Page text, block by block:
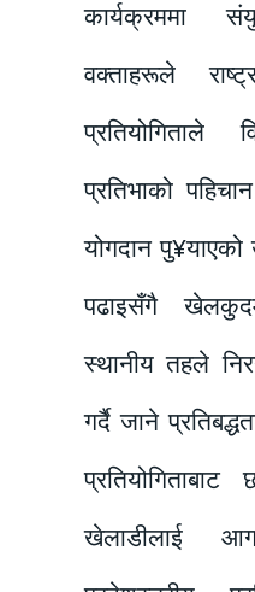
कार्यक्रममा
वक्ताहरूले
प्रतियोगिताले
प्रतिभाको
योगदान पु¥याएको
पढाइसँगै
स्थानीय तहले
गर्दै जाने
खेलाडीलाई